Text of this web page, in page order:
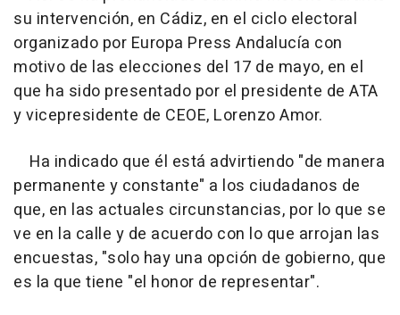
su intervención, en Cádiz, en el ciclo electoral
organizado por Europa Press Andalucía con
motivo de las elecciones del 17 de mayo, en el
que ha sido presentado por el presidente de ATA
y vicepresidente de CEOE, Lorenzo Amor.
Ha indicado que él está advirtiendo "de manera
permanente y constante" a los ciudadanos de
que, en las actuales circunstancias, por lo que se
ve en la calle y de acuerdo con lo que arrojan las
encuestas, "solo hay una opción de gobierno, que
es la que tiene "el honor de representar".